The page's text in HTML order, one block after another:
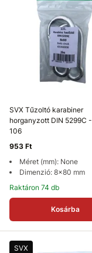
SVX Tűzoltó karabiner
horganyzott DIN 5299C
106
953 Ft
Méret (mm): None
Dimenzió: 8x80 mm
Raktáron 74 db
Kosárba
SVX